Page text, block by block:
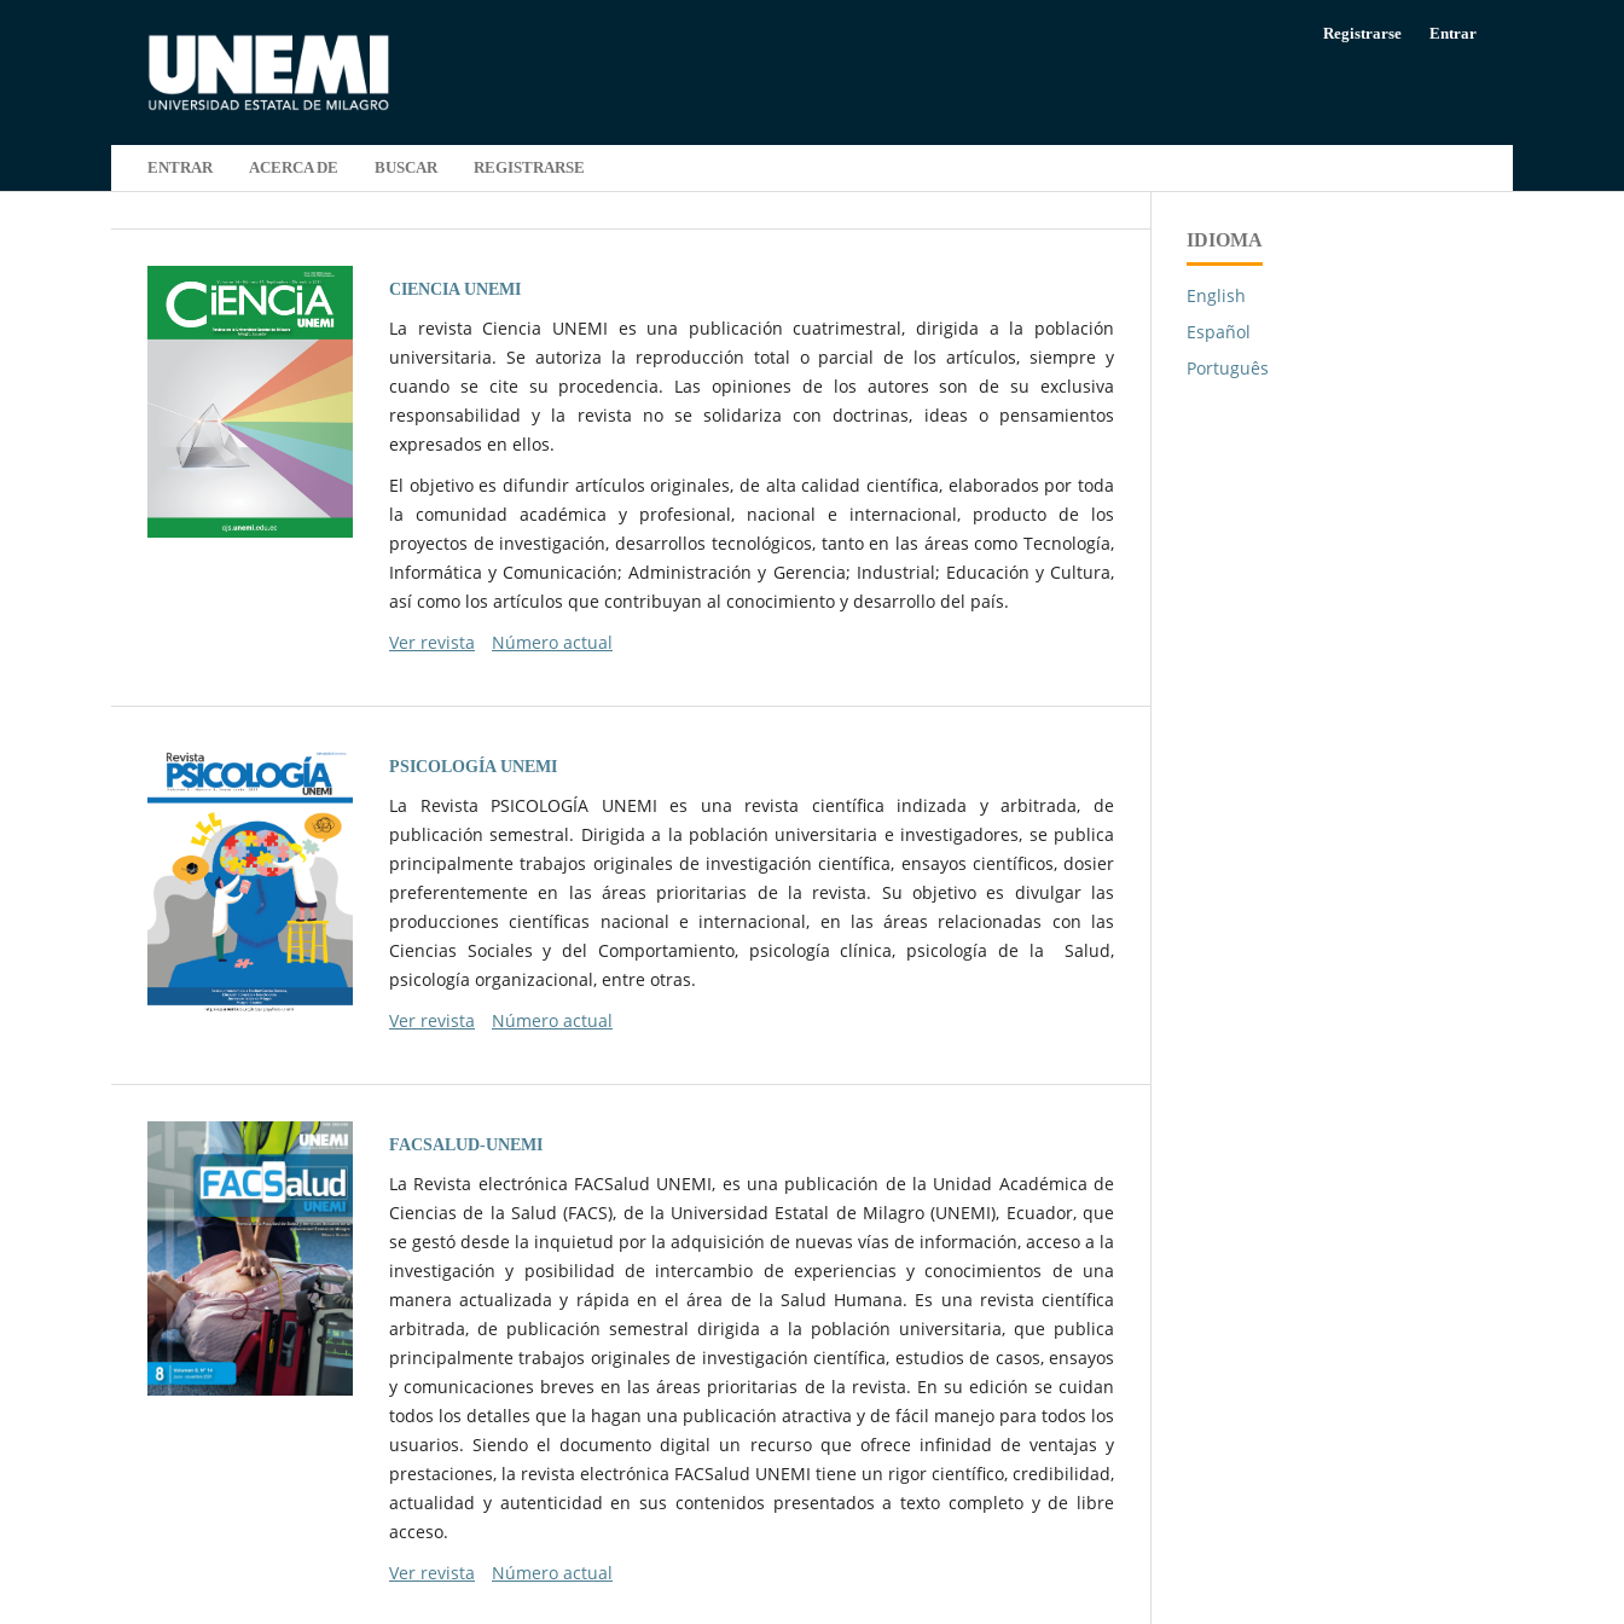
ENTRAR ACERCA DE BUSCAR REGISTRARSE
Registrarse Entrar
CIENCIA UNEMI
La revista Ciencia UNEMI es una publicación cuatrimestral, dirigida a la población
universitaria. Se autoriza la reproducción total o parcial de los artículos, siempre y
cuando se cite su procedencia. Las opiniones de los autores son de su exclusiva
responsabilidad y la revista no se solidariza con doctrinas, ideas o pensamientos
expresados en ellos.
El objetivo es difundir artículos originales, de alta calidad científica, elaborados por toda
la comunidad académica y profesional, nacional e internacional, producto de los
proyectos de investigación, desarrollos tecnológicos, tanto en las áreas como Tecnología,
Informática y Comunicación; Administración y Gerencia; Industrial; Educación y Cultura,
así como los artículos que contribuyan al conocimiento y desarrollo del país.
Ver revista
Número actual
PSICOLOGÍA UNEMI
La Revista PSICOLOGÍA UNEMI es una revista científica indizada y arbitrada, de
publicación semestral. Dirigida a la población universitaria e investigadores, se publica
principalmente trabajos originales de investigación científica, ensayos científicos, dosier
preferentemente en las áreas prioritarias de la revista. Su objetivo es divulgar las
producciones científicas nacional e internacional, en las áreas relacionadas con las
Ciencias Sociales y del Comportamiento, psicología clínica, psicología de la Salud,
psicología organizacional, entre otras.
Ver revista
Número actual
FACSALUD-UNEMI
La Revista electrónica FACSalud UNEMI, es una publicación de la Unidad Académica de
Ciencias de la Salud (FACS), de la Universidad Estatal de Milagro (UNEMI), Ecuador, que
se gestó desde la inquietud por la adquisición de nuevas vías de información, acceso a la
investigación y posibilidad de intercambio de experiencias y conocimientos de una
manera actualizada y rápida en el área de la Salud Humana. Es una revista científica
arbitrada, de publicación semestral dirigida a la población universitaria, que publica
principalmente trabajos originales de investigación científica, estudios de casos, ensayos
y comunicaciones breves en las áreas prioritarias de la revista. En su edición se cuidan
todos los detalles que la hagan una publicación atractiva y de fácil manejo para todos los
usuarios. Siendo el documento digital un recurso que ofrece infinidad de ventajas y
prestaciones, la revista electrónica FACSalud UNEMI tiene un rigor científico, credibilidad,
actualidad y autenticidad en sus contenidos presentados a texto completo y de libre
acceso.
Ver revista
Número actual
IDIOMA
English
Español
Português